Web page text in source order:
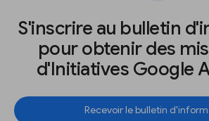
S'inscrire au bulletin
pour obtenir des
d'Initiatives Google
Recevoir le bulletin